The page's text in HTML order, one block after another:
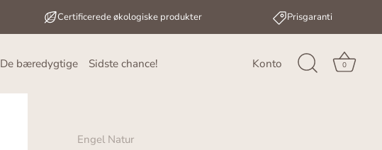
Certificerede økologiske produkter Prisgaranti
De bæredygtige Sidste chance! Konto 0
Engel Natur